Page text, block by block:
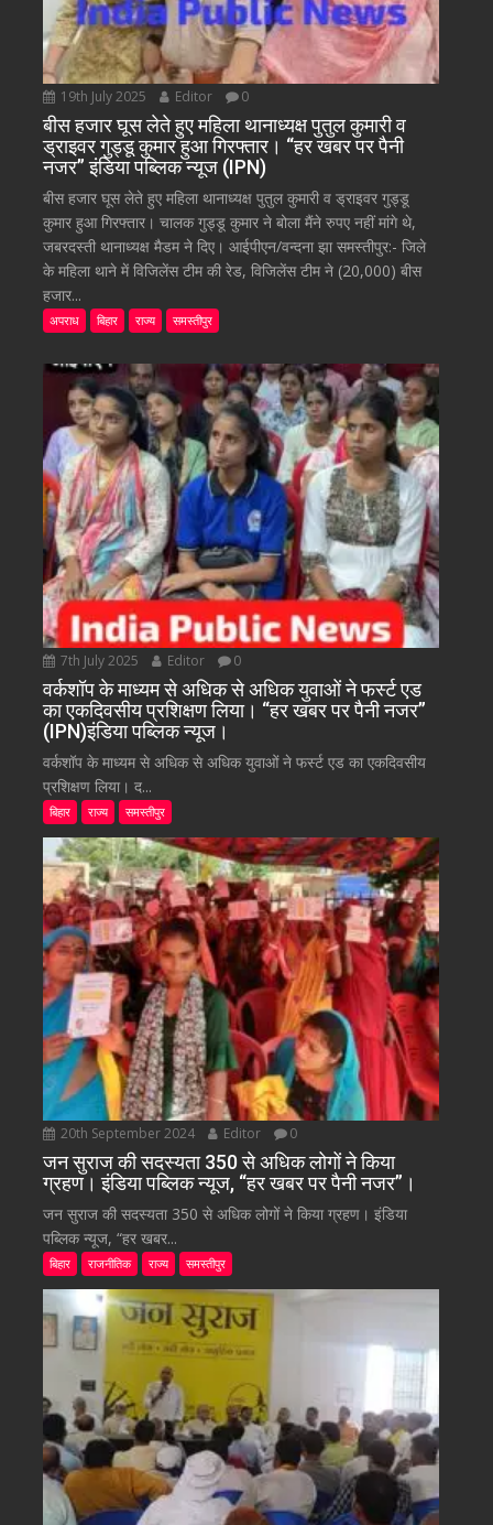
19th July 2025 Editor 0
बीस हजार घूस लेते हुए महिला थानाध्यक्ष पुतुल कुमारी व
ड्राइवर गुड्डू कुमार हुआ गिरफ्तार। “हर खबर पर पैनी
नजर” इंडिया पब्लिक न्यूज (IPN)
बीस हजार घूस लेते हुए महिला थानाध्यक्ष पुतुल कुमारी व ड्राइवर गुड्डू
कुमार हुआ गिरफ्तार। चालक गुड्डू कुमार ने बोला मैंने रुपए नहीं मांगे थे,
जबरदस्ती थानाध्यक्ष मैडम ने दिए। आईपीएन/वन्दना झा समस्तीपुर:- जिले
के महिला थाने में विजिलेंस टीम की रेड, विजिलेंस टीम ने (20,000) बीस
हजार...
अपराध बिहार राज्य समस्तीपुर
7th July 2025 Editor 0
वर्कशॉप के माध्यम से अधिक से अधिक युवाओं ने फर्स्ट एड
का एकदिवसीय प्रशिक्षण लिया। “हर खबर पर पैनी नजर”
(IPN)इंडिया पब्लिक न्यूज।
वर्कशॉप के माध्यम से अधिक से अधिक युवाओं ने फर्स्ट एड का एकदिवसीय
प्रशिक्षण लिया। द...
बिहार राज्य समस्तीपुर
20th September 2024 Editor 0
जन सुराज की सदस्यता 350 से अधिक लोगों ने किया
ग्रहण। इंडिया पब्लिक न्यूज, “हर खबर पर पैनी नजर”।
जन सुराज की सदस्यता 350 से अधिक लोगों ने किया ग्रहण। इंडिया
पब्लिक न्यूज, “हर खबर...
बिहार राजनीतिक राज्य समस्तीपुर